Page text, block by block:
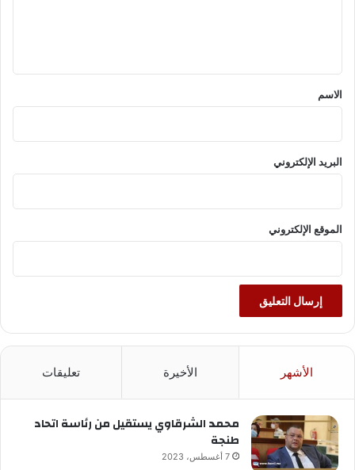
*
الاسم
البريد الإلكتروني
الموقع الإلكتروني
الأشهر الأخيرة تعليقات
محمد الشرقاوي يستقيل من رئاسة اتحاد
طنجة
7 أغسطس، 2023